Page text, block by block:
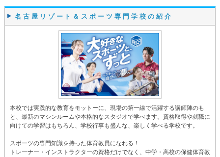
名古屋リゾート＆スポーツ専門学校の紹介
本校では実践的な教育をモットーに、現場の第一線で活躍する講師陣のも
と、最新のマシンルームや本格的なスタジオで学べます。資格取得や就職に
向けての学習はもちろん、学校行事も盛んな、楽しく学べる学校です。
スポーツの専門知識を持った体育教員になれる！
トレーナー・インストラクターの資格だけでなく、中学・高校の保健体育教